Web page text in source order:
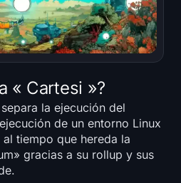
« Cartesi »?
separa la ejecución del
de un entorno Linux
tiempo que hereda la
gracias a su rollup y sus